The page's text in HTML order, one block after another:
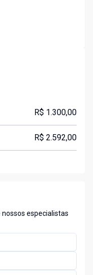
R$ 1.300,00
R$ 2.592,00
especialistas